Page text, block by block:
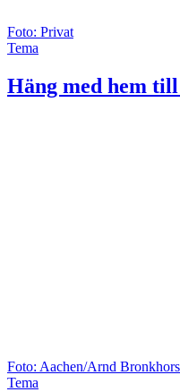
Foto: Privat
Tema
Häng med hem
Foto: Aachen/Arnd
Tema